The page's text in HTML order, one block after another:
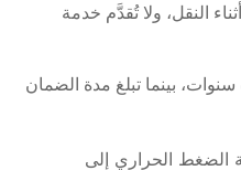
النقل، ولا تُقدَّم خدمة
بينما تبلغ مدة الضمان
الضغط الحراري إلى